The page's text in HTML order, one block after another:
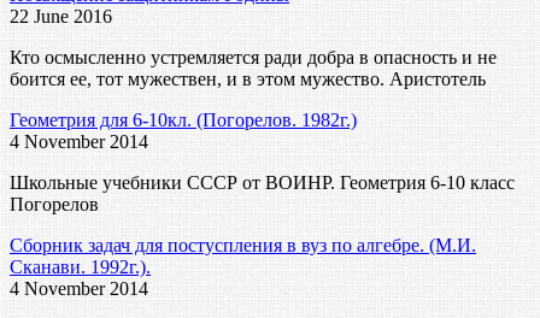
22 June 2016
Кто осмысленно устремляется ради добра в опасность и не
боится ее, тот мужествен, и в этом мужество. Аристотель
Геометрия для 6-10кл. (Погорелов. 1982г.)
4 November 2014
Школьные учебники СССР от ВОИНР. Геометрия 6-10 класс
Погорелов
Сборник задач для постуспления в вуз по алгебре. (М.И.
Сканави. 1992г.).
4 November 2014